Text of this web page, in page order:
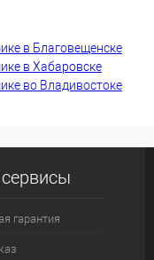
В наличии
в Благовещенске
в Хабаровске
во Владивостоке
гарантия